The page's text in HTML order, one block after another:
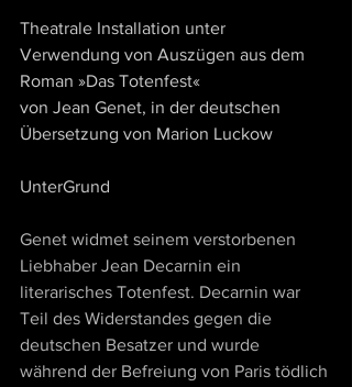
Theatrale Installation unter
Verwendung von Auszügen aus dem
Roman »Das Totenfest«
von Jean Genet, in der deutschen
Übersetzung von Marion Luckow
UnterGrund
Genet widmet seinem verstorbenen
Liebhaber Jean Decarnin ein
literarisches Totenfest. Decarnin war
Teil des Widerstandes gegen die
deutschen Besatzer und wurde
während der Befreiung von Paris tödlich